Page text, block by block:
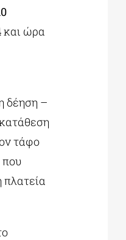
και ώρα
δέηση –
τάφο
που
πλατεία